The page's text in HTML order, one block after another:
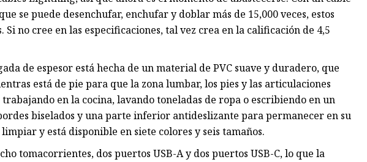
se puede desenchufar, enchufar y doblar más de 15,000 veces, estos
Si no cree en las especificaciones, tal vez crea en la calificación de 4,5
de espesor está hecha de un material de PVC suave y duradero, que
está de pie para que la zona lumbar, los pies y las articulaciones
trabajando en la cocina, lavando toneladas de ropa o escribiendo en un
biselados y una parte inferior antideslizante para permanecer en su
y está disponible en siete colores y seis tamaños.
tomacorrientes, dos puertos USB-A y dos puertos USB-C, lo que la